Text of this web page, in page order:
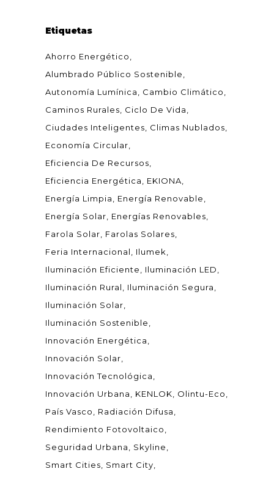
Etiquetas
Ahorro Energético
Alumbrado Público Sostenible
Autonomía Lumínica
Cambio Climático
Caminos Rurales
Ciclo De Vida
Ciudades Inteligentes
Climas Nublados
Economía Circular
Eficiencia De Recursos
Eficiencia Energética
EKIONA
Energía Limpia
Energía Renovable
Energía Solar
Energías Renovables
Farola Solar
Farolas Solares
Feria Internacional
Ilumek
Iluminación Eficiente
Iluminación LED
Iluminación Rural
Iluminación Segura
Iluminación Solar
Iluminación Sostenible
Innovación Energética
Innovación Solar
Innovación Tecnológica
Innovación Urbana
KENLOK
Olintu-Eco
País Vasco
Radiación Difusa
Rendimiento Fotovoltaico
Seguridad Urbana
Skyline
Smart Cities
Smart City